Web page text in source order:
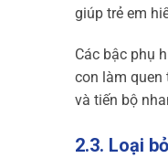
giúp trẻ em
Các bậc phụ
con làm quen
và tiến bộ
2.3. Loại